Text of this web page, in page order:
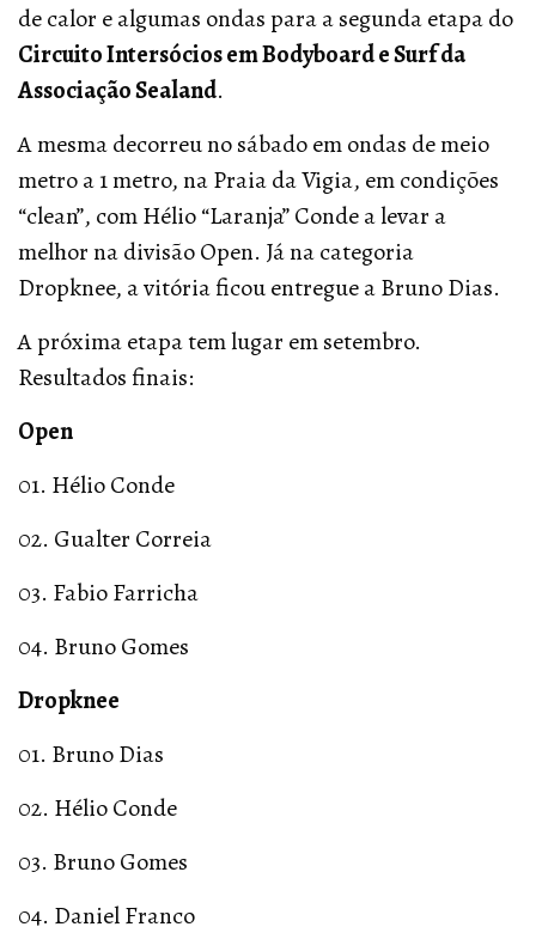
de calor e algumas ondas para a segunda etapa do
Circuito Intersócios em Bodyboard e Surf da
Associação Sealand.
A mesma decorreu no sábado em ondas de meio
metro a 1 metro, na Praia da Vigia, em condições
“clean”, com Hélio “Laranja” Conde a levar a
melhor na divisão Open. Já na categoria
Dropknee, a vitória ficou entregue a Bruno Dias.
A próxima etapa tem lugar em setembro.
Resultados finais:
Open
01. Hélio Conde
02. Gualter Correia
03. Fabio Farricha
04. Bruno Gomes
Dropknee
01. Bruno Dias
02. Hélio Conde
03. Bruno Gomes
04. Daniel Franco